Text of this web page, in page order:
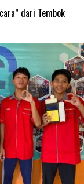
dari Tembok